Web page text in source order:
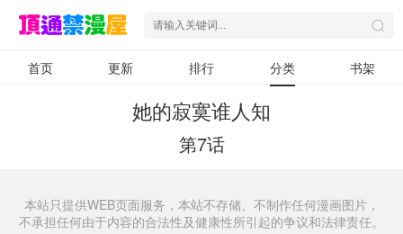
首页 更新 排行 分类 书架
她的寂寞谁人知
第7话
本站只提供WEB页面服务，本站不存储、不制作任何漫画图片，
不承担任何由于内容的合法性及健康性所引起的争议和法律责任。